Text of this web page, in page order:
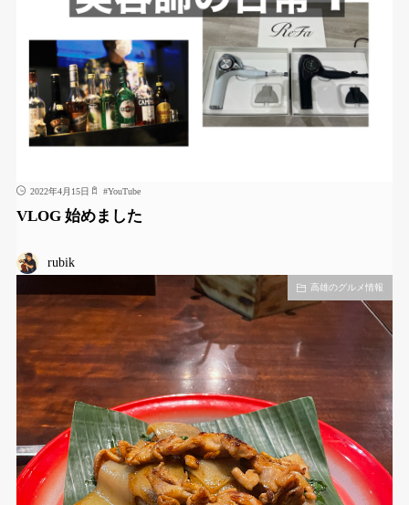
2022年4月15日 #YouTube
VLOG 始めました
rubik
高雄のグルメ情報